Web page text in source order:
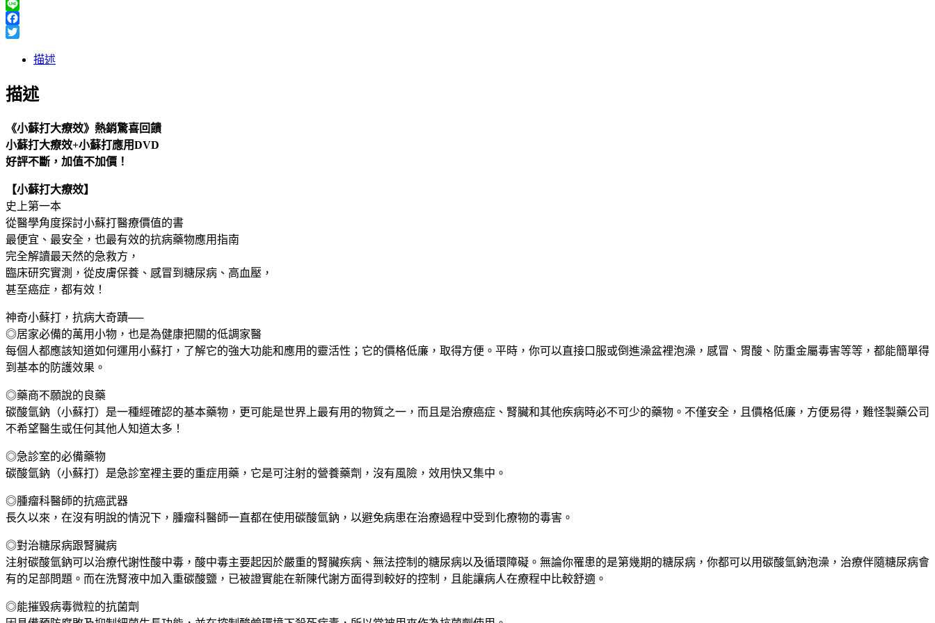
Line
Facebook
描述
描述
《小蘇打大療效》熱銷驚喜回饋
小蘇打大療效+小蘇打應用DVD
好評不斷，加值不加價！
【小蘇打大療效】
史上第一本
從醫學角度探討小蘇打醫療價值的書
最便宜、最安全，也最有效的抗病藥物應用指南
完全解讀最天然的急救方，
臨床研究實測，從皮膚保養、感冒到糖尿病、高血壓，
甚至癌症，都有效！
神奇小蘇打，抗病大奇蹟──
◎居家必備的萬用小物，也是為健康把關的低調家醫
每個人都應該知道如何運用小蘇打，了解它的強大功能和應用的靈活性；它的價格低廉，取得方便。平時，你可以直接口服或倒進澡盆裡泡澡，感冒、胃酸、防重金屬毒害等等，都能簡單得
到基本的防護效果。
◎藥商不願說的良藥
碳酸氫鈉（小蘇打）是一種經確認的基本藥物，更可能是世界上最有用的物質之一，而且是治療癌症、腎臟和其他疾病時必不可少的藥物。不僅安全，且價格低廉，方便易得，難怪製藥公司
不希望醫生或任何其他人知道太多！
◎急診室的必備藥物
碳酸氫鈉（小蘇打）是急診室裡主要的重症用藥，它是可注射的營養藥劑，沒有風險，效用快又集中。
◎腫瘤科醫師的抗癌武器
長久以來，在沒有明說的情況下，腫瘤科醫師一直都在使用碳酸氫鈉，以避免病患在治療過程中受到化療物的毒害。
◎對治糖尿病跟腎臟病
注射碳酸氫鈉可以治療代謝性酸中毒，酸中毒主要起因於嚴重的腎臟疾病、無法控制的糖尿病以及循環障礙。無論你罹患的是第幾期的糖尿病，你都可以用碳酸氫鈉泡澡，治療伴隨糖尿病會
有的足部問題。而在洗腎液中加入重碳酸鹽，已被證實能在新陳代謝方面得到較好的控制，且能讓病人在療程中比較舒適。
◎能摧毀病毒微粒的抗菌劑